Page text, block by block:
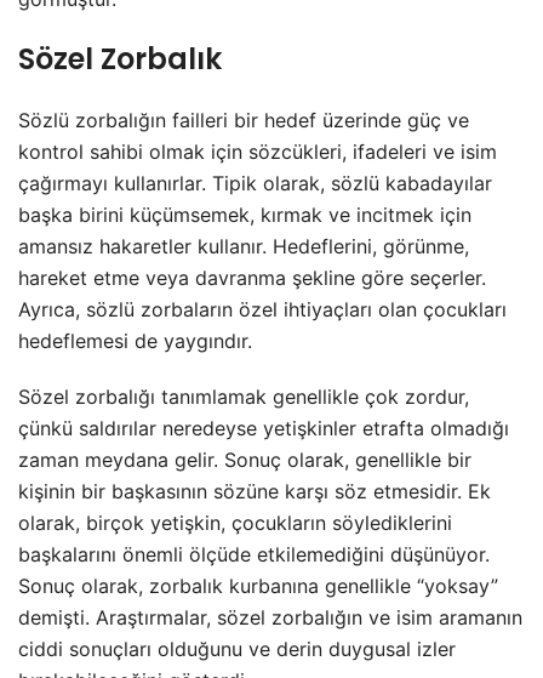
Sözel Zorbalık
Sözlü zorbalığın failleri bir hedef üzerinde güç ve
kontrol sahibi olmak için sözcükleri, ifadeleri ve isim
çağırmayı kullanırlar. Tipik olarak, sözlü kabadayılar
başka birini küçümsemek, kırmak ve incitmek için
amansız hakaretler kullanır. Hedeflerini, görünme,
hareket etme veya davranma şekline göre seçerler.
Ayrıca, sözlü zorbaların özel ihtiyaçları olan çocukları
hedeflemesi de yaygındır.
Sözel zorbalığı tanımlamak genellikle çok zordur,
çünkü saldırılar neredeyse yetişkinler etrafta olmadığı
zaman meydana gelir. Sonuç olarak, genellikle bir
kişinin bir başkasının sözüne karşı söz etmesidir. Ek
olarak, birçok yetişkin, çocukların söylediklerini
başkalarını önemli ölçüde etkilemediğini düşünüyor.
Sonuç olarak, zorbalık kurbanına genellikle “yoksay”
demişti. Araştırmalar, sözel zorbalığın ve isim aramanın
ciddi sonuçları olduğunu ve derin duygusal izler